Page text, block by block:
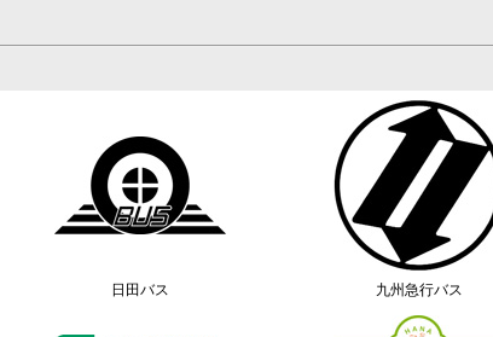
日田バス 九州急行バス